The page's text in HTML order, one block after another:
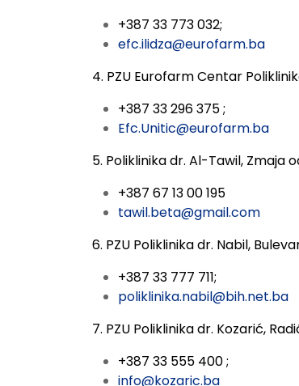
+387 33 773 032;
efc.ilidza@eurofarm.ba
4. PZU Eurofarm Centar
+387 33 296 375 ;
Efc.Unitic@eurofarm.ba
5. Poliklinika dr. Al-Tawil, Zmaja
+387 67 13 00 195
tawil.beta@gmail.com
6. PZU Poliklinika dr. Nabil,
+387 33 777 711;
poliklinika.nabil@bih.net.ba
7. PZU Poliklinika dr. Kozarić,
+387 33 555 400 ;
info@kozaric.ba